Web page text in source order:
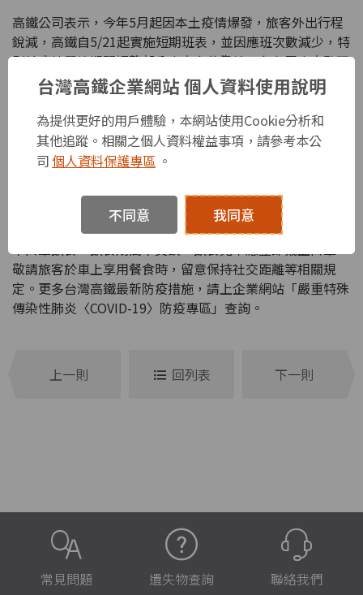
高鐵公司表示，今年5月起因本土疫情爆發，旅客外出行程
銳減，高鐵自5/21起實施短期班表，並因應班次數減少，特
別於疫情嚴峻期間調整部分車次之停靠站，在有限車次數下
提升列車可服務範圍。因應疫情變化快速，短期班表歷經多
次調整，現考量疫情趨穩，故決定自元旦疏運過後（1/4
起）恢復實施疫情前時刻表。
高鐵公司提醒，恢復疫情前時刻表後，除部分直達車停靠模
式調整，亦有部分班次時刻調整，敬請旅客事先查詢欲搭乘
車次時刻，以免影響既定行程。旅客進出車站及乘車時請全
程佩戴口罩，高鐵各車站內及列車上，目前開放旅客在與不
特定人保持社交距離或有適當阻隔設備之情形下，可暫時取
下口罩飲食，飲食期間不交談，飲食完畢應立即戴上口罩，
敬請旅客於車上享用餐食時，留意保持社交距離等相關規
定。更多台灣高鐵最新防疫措施，請上企業網站「嚴重特殊
傳染性肺炎〈COVID-19〉防疫專區」查詢。
上一則 回列表 下一則
常見問題 遺失物查詢 聯絡我們
台灣高鐵企業網站 個人資料使用說明
為提供更好的用戶體驗，本網站使用Cookie分析和
其他追蹤。相關之個人資料權益事項，請參考本公
司個人資料保護專區 。
不同意 我同意